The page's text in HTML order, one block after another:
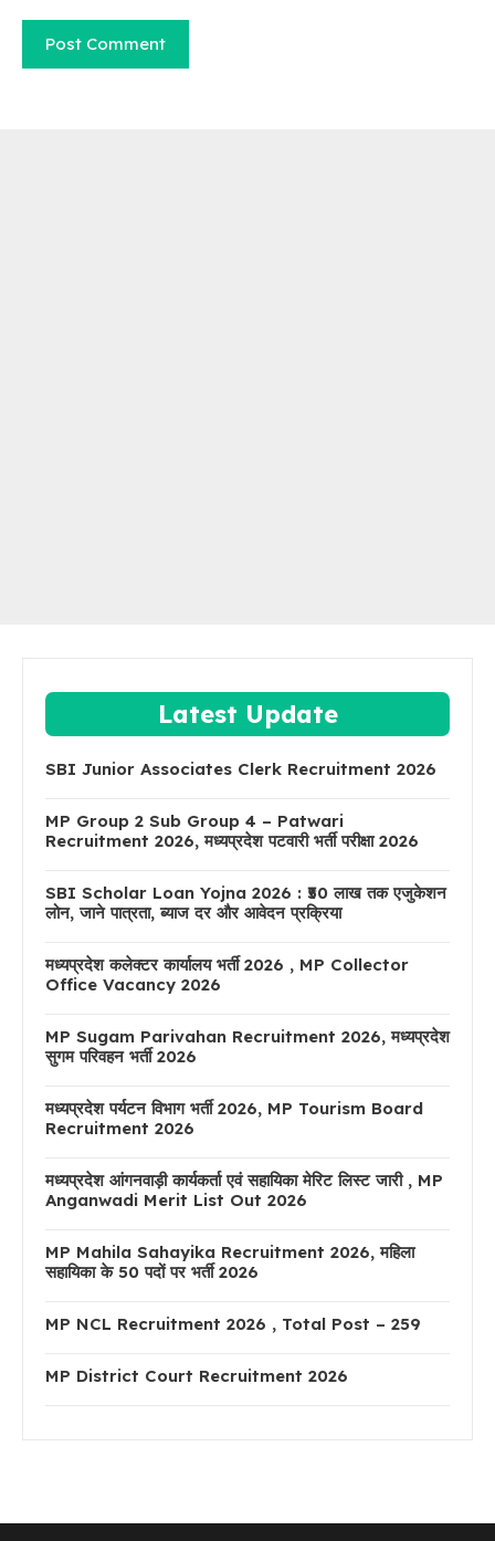
Latest Update
SBI Junior Associates Clerk Recruitment 2026
MP Group 2 Sub Group 4 – Patwari
Recruitment 2026, मध्यप्रदेश पटवारी भर्ती परीक्षा 2026
SBI Scholar Loan Yojna 2026 : ₹50 लाख तक एजुकेशन
लोन, जाने पात्रता, ब्याज दर और आवेदन प्रक्रिया
मध्यप्रदेश कलेक्टर कार्यालय भर्ती 2026 , MP Collector
Office Vacancy 2026
MP Sugam Parivahan Recruitment 2026, मध्यप्रदेश
सुगम परिवहन भर्ती 2026
मध्यप्रदेश पर्यटन विभाग भर्ती 2026, MP Tourism Board
Recruitment 2026
मध्यप्रदेश आंगनवाड़ी कार्यकर्ता एवं सहायिका मेरिट लिस्ट जारी , MP
Anganwadi Merit List Out 2026
MP Mahila Sahayika Recruitment 2026, महिला
सहायिका के 50 पदों पर भर्ती 2026
MP NCL Recruitment 2026 , Total Post – 259
MP District Court Recruitment 2026